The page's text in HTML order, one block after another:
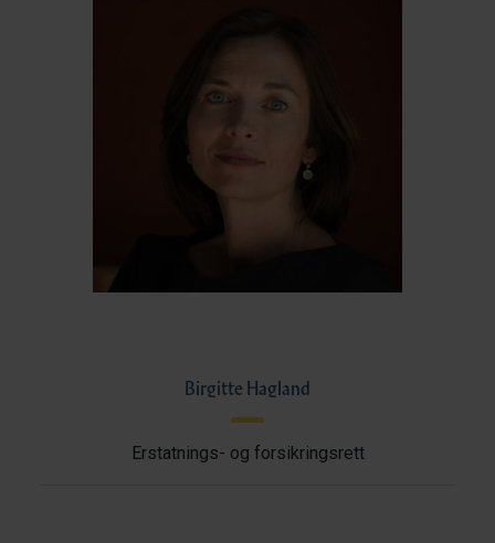
Birgitte Hagland
Erstatnings- og forsikringsrett